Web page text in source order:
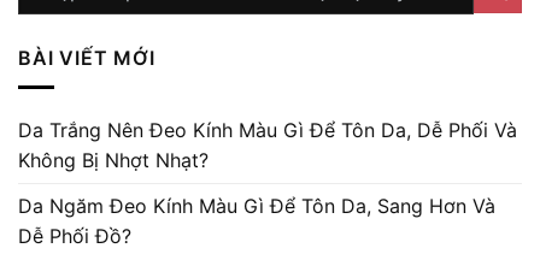
BÀI VIẾT MỚI
Da Trắng Nên Đeo Kính Màu Gì Để Tôn Da, Dễ Phối Và
Không Bị Nhợt Nhạt?
Da Ngăm Đeo Kính Màu Gì Để Tôn Da, Sang Hơn Và
Dễ Phối Đồ?